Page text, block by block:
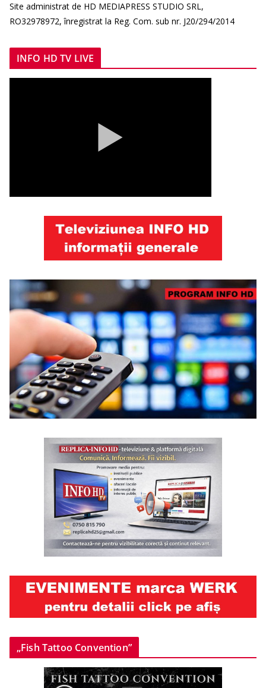
Site administrat de HD MEDIAPRESS STUDIO SRL,
RO32978972, înregistrat la Reg. Com. sub nr. J20/294/2014
INFO HD TV LIVE
„Fish Tattoo Convention”